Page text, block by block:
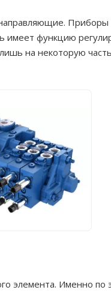
имеет функцию
на некоторую
элемента. Именно по